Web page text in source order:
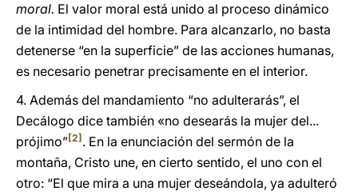
moral. El valor moral está unido al proceso dinámico
de la intimidad del hombre. Para alcanzarlo, no basta
detenerse “en la superficie” de las acciones humanas,
es necesario penetrar precisamente en el interior.
4. Además del mandamiento “no adulterarás”, el
Decálogo dice también «no desearás la mujer del...
prójimo”[2] . En la enunciación del sermón de la
montaña, Cristo une, en cierto sentido, el uno con el
otro: “El que mira a una mujer deseándola, ya adulteró